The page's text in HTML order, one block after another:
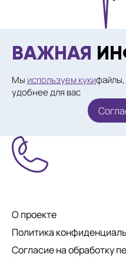
ВАЖНАЯ
Мы используем кукифайлы,
удобнее для вас
О проекте
Политика
Согласие на обработку